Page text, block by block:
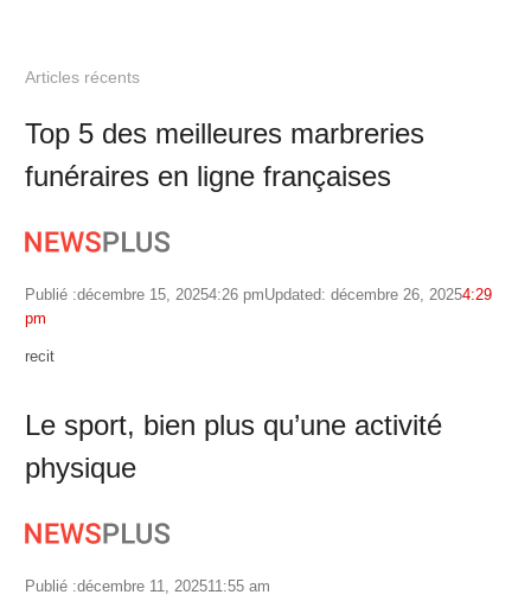
Articles récents
Top 5 des meilleures marbreries
funéraires en ligne françaises
Publié :décembre 15, 20254:26 pmUpdated: décembre 26, 20254:29
pm
Author
recit
Le sport, bien plus qu’une activité
physique
Publié :décembre 11, 202511:55 am